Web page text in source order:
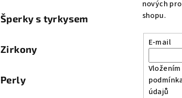
Šperky s tyrkysem
Zirkony
Perly
nových
shopu.
E-mail
údajů